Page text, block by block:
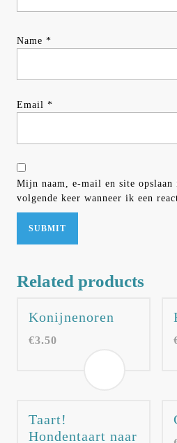
Name *
Email *
Mijn naam, e-mail en site opslaan
volgende keer wanneer ik een
Related products
Konijnenoren
€3.50
Taart!
Hondentaart naar